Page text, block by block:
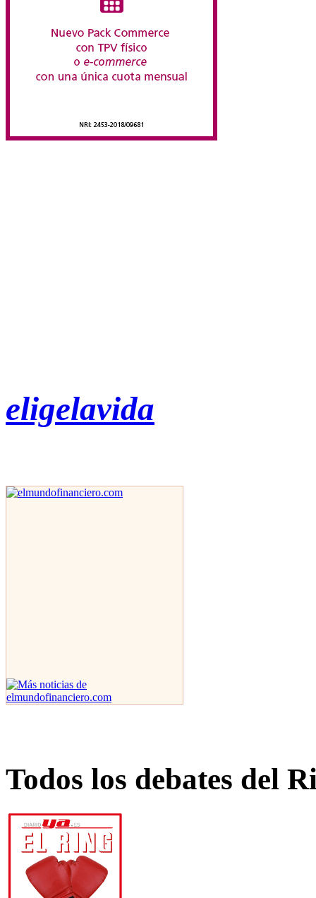
eligelavida
Todos los debates del